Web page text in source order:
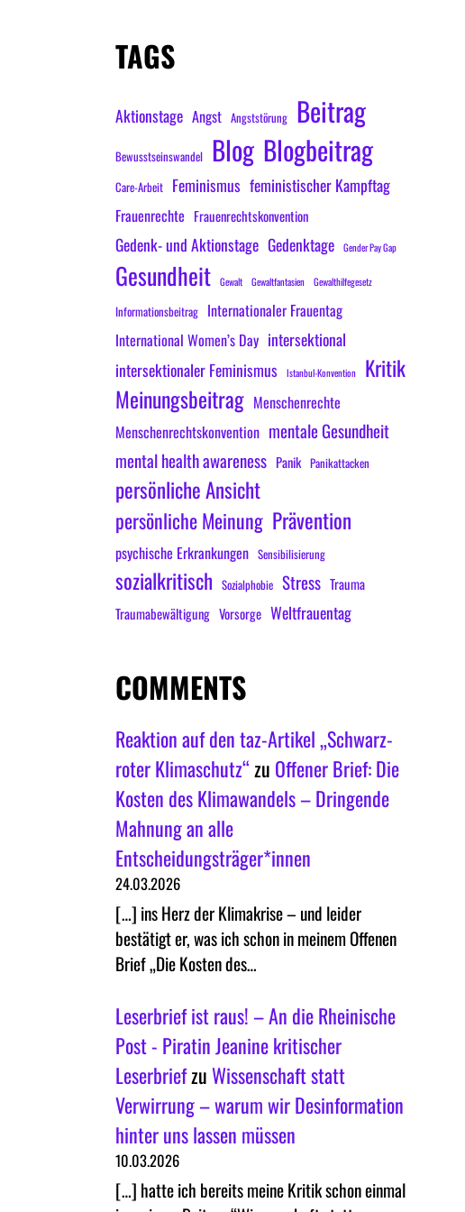
TAGS
Aktionstage Angst Angststörung Beitrag
Bewusstseinswandel Blog Blogbeitrag
Care-Arbeit Feminismus feministischer Kampftag
Frauenrechte Frauenrechtskonvention
Gedenk- und Aktionstage Gedenktage Gender Pay Gap
Gesundheit Gewalt Gewaltfantasien Gewalthilfegesetz
Informationsbeitrag Internationaler Frauentag
International Women’s Day intersektional
intersektionaler Feminismus
Istanbul-Konvention Kritik
Meinungsbeitrag Menschenrechte
Menschenrechtskonvention mentale Gesundheit
mental health awareness Panik Panikattacken
persönliche Ansicht
persönliche Meinung Prävention
psychische Erkrankungen Sensibilisierung
sozialkritisch Sozialphobie Stress Trauma
Traumabewältigung Vorsorge Weltfrauentag
COMMENTS
Reaktion auf den taz-Artikel „Schwarz-
roter Klimaschutz“zu Offener Brief: Die
Kosten des Klimawandels – Dringende
Mahnung an alle
Entscheidungsträger*innen
24.03.2026
[…] ins Herz der Klimakrise – und leider
bestätigt er, was ich schon in meinem Offenen
Brief „Die Kosten des…
Leserbrief ist raus! – An die Rheinische
Post - Piratin Jeanine kritischer
LeserbriefzuWissenschaft statt
Verwirrung – warum wir Desinformation
hinter uns lassen müssen
10.03.2026
[…] hatte ich bereits meine Kritik schon einmal